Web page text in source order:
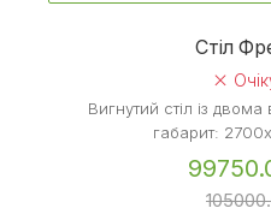
Стіл
Вигнутий стіл із
габарит: